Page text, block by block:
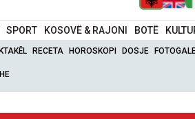
SPORT KOSOVË & RAJONI BOTË
RECETA HOROSKOPI DOSJE